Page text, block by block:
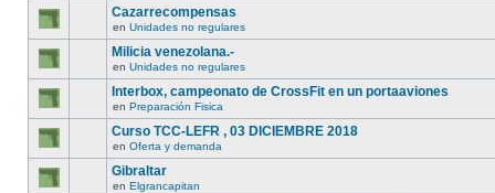
Cazarrecompensas
en Unidades no regulares
Milicia venezolana.-
en Unidades no regulares
Interbox, campeonato de CrossFit en un portaaviones
en Preparación Fisica
Curso TCC-LEFR , 03 DICIEMBRE 2018
en Oferta y demanda
Gibraltar
en Elgrancapitan